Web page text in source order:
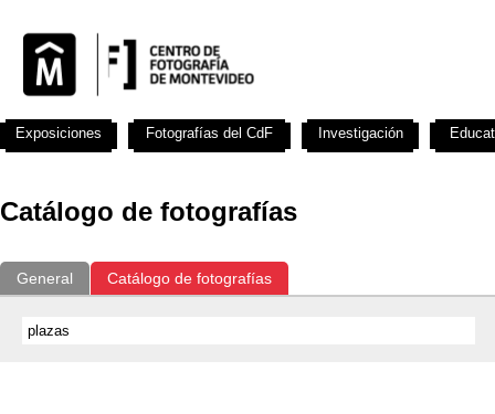
Catálogo de fotografías
General Catálogo de fotografías
Exposiciones Fotografías del CdF Investigación